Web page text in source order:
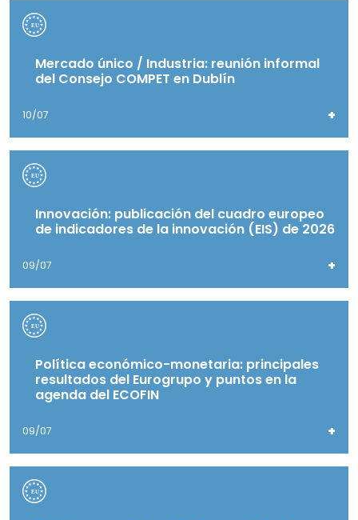
Mercado único / Industria: reunión informal
del Consejo COMPET en Dublín
10/07 +
Innovación: publicación del cuadro europeo
de indicadores de la innovación (EIS) de 2026
09/07 +
Política económico-monetaria: principales
resultados del Eurogrupo y puntos en la
agenda del ECOFIN
09/07 +